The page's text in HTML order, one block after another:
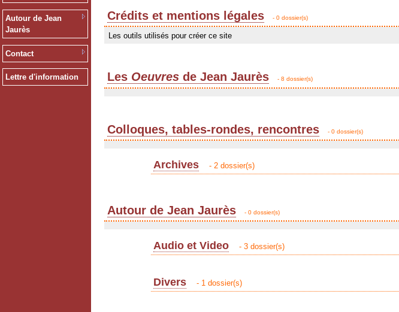
Autour de Jean
Jaurès
Contact
Lettre d'information
Crédits et mentions légales - 0 dossier(s)
Les outils utilisés pour créer ce site
Les Oeuvres de Jean Jaurès - 8 dossier(s)
Colloques, tables-rondes, rencontres - 0 dossier(s)
Archives - 2 dossier(s)
Autour de Jean Jaurès - 0 dossier(s)
Audio et Video - 3 dossier(s)
Divers - 1 dossier(s)